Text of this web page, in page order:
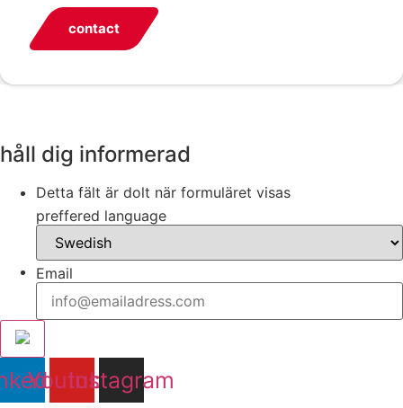
contact
håll dig informerad
Detta fält är dolt när formuläret visas
preffered language
Email
Youtube
Instagram